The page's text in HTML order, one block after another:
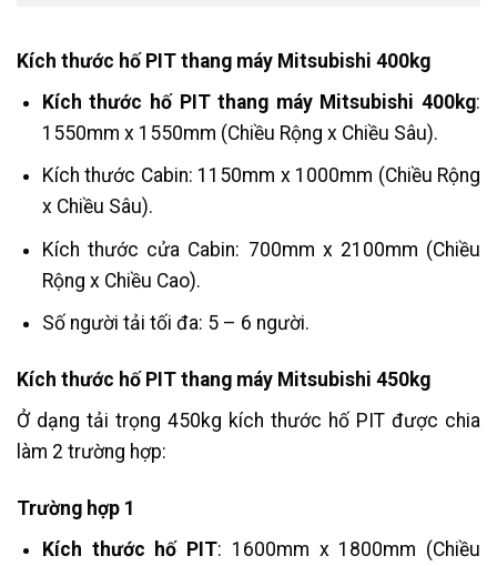
Kích thước hố PIT thang máy Mitsubishi 400kg
Kích thước hố PIT thang máy Mitsubishi 400kg:
1550mm x 1550mm (Chiều Rộng x Chiều Sâu).
Kích thước Cabin: 1150mm x 1000mm (Chiều Rộng
x Chiều Sâu).
Kích thước cửa Cabin: 700mm x 2100mm (Chiều
Rộng x Chiều Cao).
Số người tải tối đa: 5 – 6 người.
Kích thước hố PIT thang máy Mitsubishi 450kg
Ở dạng tải trọng 450kg kích thước hố PIT được chia
làm 2 trường hợp:
Trường hợp 1
Kích thước hố PIT: 1600mm x 1800mm (Chiều